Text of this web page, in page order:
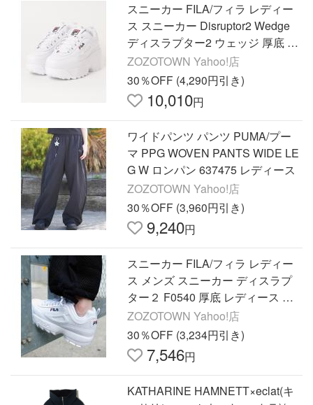
スニーカー FILA/フィラ レディー
ス スニーカー Disruptor2 Wedge
ディスラプター2 ウェッジ 厚底 脚
長 WFW22044 レディース
ZOZOTOWN Yahoo!店
30％OFF (4,290円引き)
10,010円
ワイドパンツ パンツ PUMA/プー
マ PPG WOVEN PANTS WIDE LE
G W ロンパン 637475 レディース
ZOZOTOWN Yahoo!店
30％OFF (3,960円引き)
9,240円
スニーカー FILA/フィラ レディー
ス メンズ スニーカー ディスラプ
ター２ F0540 厚底 レディース メ
ンズ
ZOZOTOWN Yahoo!店
30％OFF (3,234円引き)
7,546円
KATHARINE HAMNETT×eclat(キ